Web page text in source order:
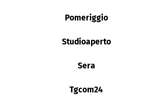
Pomeriggio
Studioaperto
Sera
Tgcom24